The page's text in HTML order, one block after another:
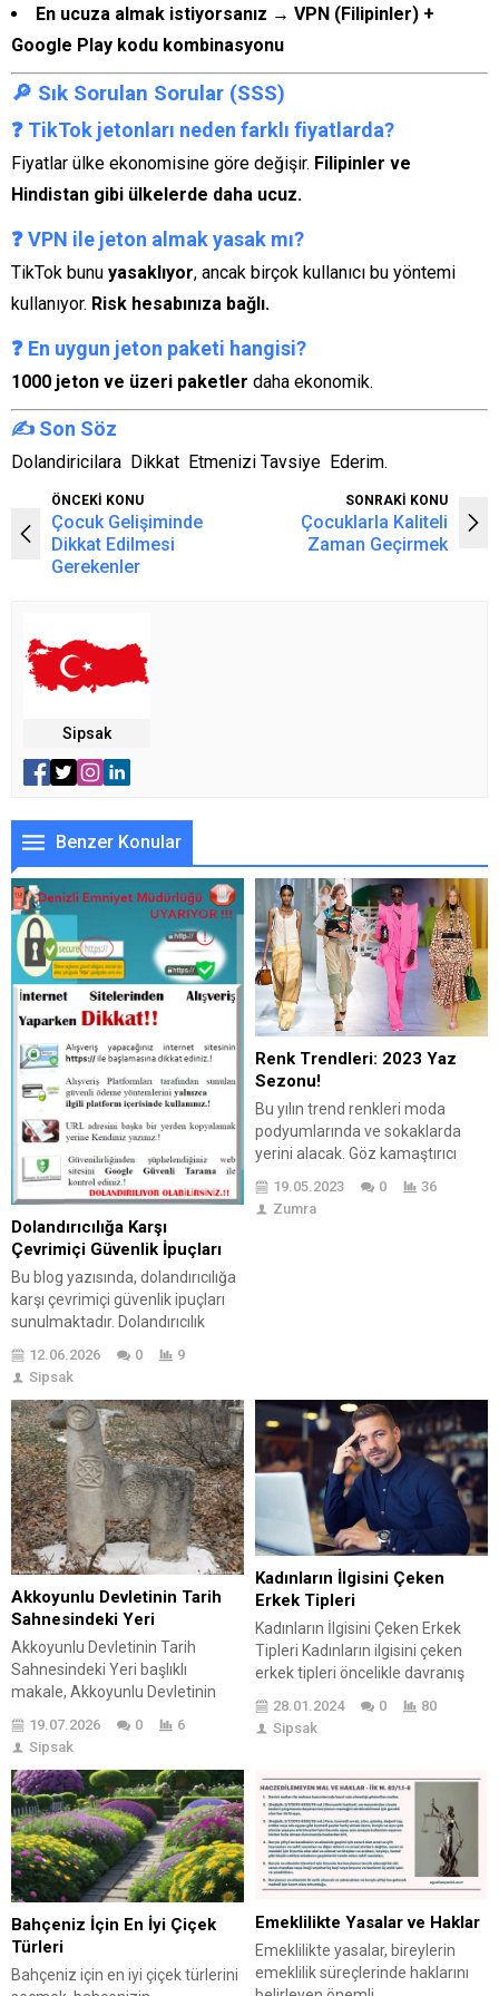
En ucuza almak istiyorsanız → VPN (Filipinler) +
Google Play kodu kombinasyonu
🔎 Sık Sorulan Sorular (SSS)
❓ TikTok jetonları neden farklı fiyatlarda?
Fiyatlar ülke ekonomisine göre değişir. Filipinler ve
Hindistan gibi ülkelerde daha ucuz.
❓ VPN ile jeton almak yasak mı?
TikTok bunu yasaklıyor, ancak birçok kullanıcı bu yöntemi
kullanıyor. Risk hesabınıza bağlı.
❓ En uygun jeton paketi hangisi?
1000 jeton ve üzeri paketler daha ekonomik.
✍️ Son Söz
Dolandiricilara Dikkat Etmenizi Tavsiye Ederim.
ÖNCEKİ KONU
Çocuk Gelişiminde
Dikkat Edilmesi
Gerekenler
SONRAKİ KONU
Çocuklarla Kaliteli
Zaman Geçirmek
Sipsak
Benzer Konular
Dolandırıcılığa Karşı
Çevrimiçi Güvenlik İpuçları
Bu blog yazısında, dolandırıcılığa
karşı çevrimiçi güvenlik ipuçları
sunulmaktadır. Dolandırıcılık
tehditlerine karşı güvenliğinizi
artırmak için kritik bilgiler
paylaşılmakta, etkili stratejiler ve
gerekli araçlar vurgulanmaktadır.
Yazının içerisinde çevrimiçi
dolandırıcılıkla mücadele etmek
için en iyi uygulamalar ve ipuçları
yer alıyor. Ayrıca, dolandırıcılığa
karşı bilinçlenmek için son
düşüncelerle, okuyucuların
farkındalık düzeyinin artırılması
amaçlanmaktadır....
12.06.2026 0
9
Sipsak
Renk Trendleri: 2023 Yaz
Sezonu!
Bu yılın trend renkleri moda
podyumlarında ve sokaklarda
yerini alacak. Göz kamaştırıcı
kadar geniş bir renk paleti,
günümüzün yaşadığımız sürecin
19.05.2023 0
36
Zumra
Akkoyunlu Devletinin Tarih
Sahnesindeki Yeri
Akkoyunlu Devletinin Tarih
Sahnesindeki Yeri başlıklı
makale, Akkoyunlu Devletinin
dünyasındaki rolünü ele alıyor.
Makalede, Akkoyunlu Devletinin
siyasi yapısı, liderlik ve yönetim
biçimleri detaylı bir şekilde
inceleniyor. Ayrıca, devletin
ekonomik temellerinin tarım,
ticaret ve zanaat üzerindeki
etkileri vurgulanıyor. Kültürel
miras ve sanat anlayışı
bağlamında, Akkoyunlu
sanatçılarına ve eserlerine...
19.07.2026 0
6
Sipsak
Kadınların İlgisini Çeken
Erkek Tipleri
Kadınların İlgisini Çeken Erkek
Tipleri Kadınların ilgisini çeken
erkek tipleri öncelikle davranış
faktörlerinin bir arada
bulunmasıdır. İlk karşılaşma ve ilk
bir kadın için çok önemli
olmaktadır. Kadınların ilgisinin en
fazla olduğu noktalar bir erkeğin
kadına karşı davranışı, ses tonu
ve konuşma biçimi olmaktadır.
İlk...
28.01.2024 0
80
Sipsak
Bahçeniz İçin En İyi Çiçek
Türleri
Bahçeniz için en iyi çiçek türlerini
Emeklilikte Yasalar ve Haklar
Emeklilikte yasalar, bireylerin
emeklilik süreçlerinde haklarını